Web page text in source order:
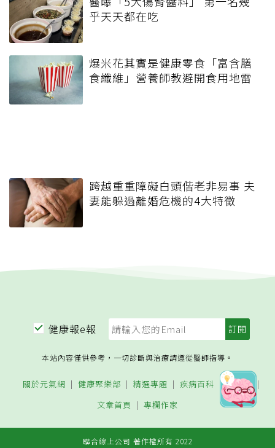
熊本強震「易經卦象全說中」！
命理師：恐還有強震、新病毒現
行車易個性大變？ 醫揭露「路怒
症」背後心理警訊
醫曝「5大傷腎醬料」 第一名幾
乎天天都在吃
食纖維」營養師教避開食用地雷
跨越重重障礙白頭偕老非易事 夫
妻能躲過離婚危機的4大特徵